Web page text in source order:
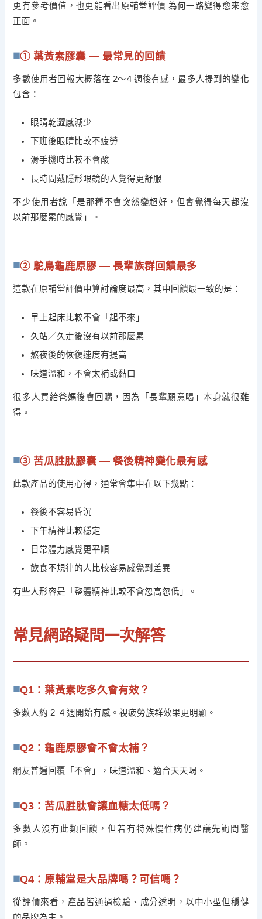
更有參考價值，也更能看出原輔堂評價 為何一路變得愈來愈
正面。
① 葉黃素膠囊 — 最常見的回饋
多數使用者回報大概落在 2～4 週後有感，最多人提到的變化
包含：
眼睛乾澀感減少
下班後眼睛比較不疲勞
滑手機時比較不會酸
長時間戴隱形眼鏡的人覺得更舒服
不少使用者說「是那種不會突然變超好，但會覺得每天都沒
以前那麼累的感覺」。
② 鴕鳥龜鹿原膠 — 長輩族群回饋最多
這款在原輔堂評價中算討論度最高，其中回饋最一致的是：
早上起床比較不會「起不來」
久站／久走後沒有以前那麼累
熬夜後的恢復速度有提高
味道溫和，不會太補或黏口
很多人買給爸媽後會回購，因為「長輩願意喝」本身就很難
得。
③ 苦瓜胜肽膠囊 — 餐後精神變化最有感
此款產品的使用心得，通常會集中在以下幾點：
餐後不容易昏沉
下午精神比較穩定
日常體力感覺更平順
飲食不規律的人比較容易感覺到差異
有些人形容是「整體精神比較不會忽高忽低」。
常見網路疑問一次解答
Q1：葉黃素吃多久會有效？
多數人約 2–4 週開始有感。視疲勞族群效果更明顯。
Q2：龜鹿原膠會不會太補？
網友普遍回覆「不會」，味道溫和、適合天天喝。
Q3：苦瓜胜肽會讓血糖太低嗎？
多數人沒有此類回饋，但若有特殊慢性病仍建議先詢問醫
師。
Q4：原輔堂是大品牌嗎？可信嗎？
從評價來看，產品皆通過檢驗、成分透明，以中小型但穩健